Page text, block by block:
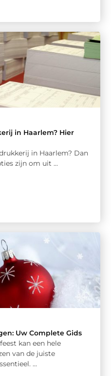
in Haarlem? Hier
in Haarlem? Dan
zijn om uit ...
Uw Complete Gids
kan een hele
van de juiste
...